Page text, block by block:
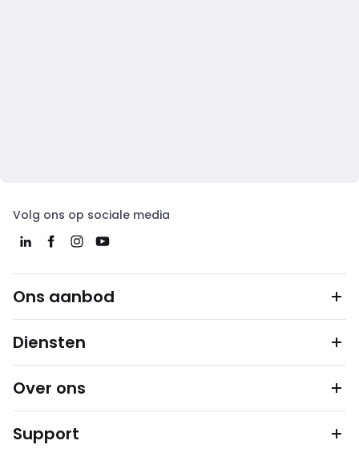
Volg ons op sociale media
Ons aanbod
Diensten
Over ons
Support